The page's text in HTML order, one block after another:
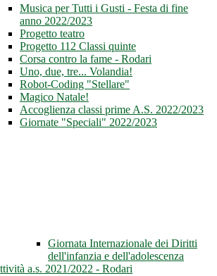
Musica per Tutti i Gusti - Festa di fine
anno 2022/2023
Progetto teatro
Progetto 112 Classi quinte
Corsa contro la fame - Rodari
Uno, due, tre... Volandia!
Robot-Coding "Stellare"
Magico Natale!
Accoglienza classi prime A.S. 2022/2023
Giornate "Speciali" 2022/2023
Giornata Internazionale dei Diritti
dell'infanzia e dell'adolescenza
a.s. 2021/2022 - Rodari